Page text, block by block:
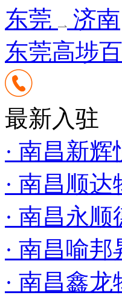
东莞
济南
东莞高埗
最新入驻
· 南昌新
· 南昌顺
· 南昌永
· 南昌喻
· 南昌鑫